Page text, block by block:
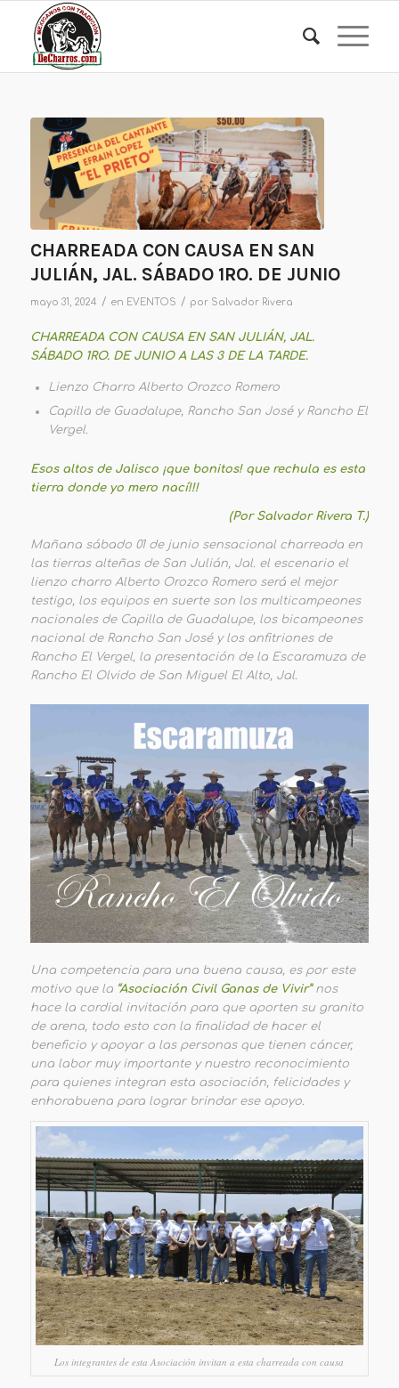
CHARREADA CON CAUSA EN SAN
JULIÁN, JAL. SÁBADO 1RO. DE JUNIO
mayo 31, 2024 / en EVENTOS / por Salvador Rivera
CHARREADA CON CAUSA EN SAN JULIÁN, JAL.
SÁBADO 1RO. DE JUNIO A LAS 3 DE LA TARDE.
Lienzo Charro Alberto Orozco Romero
Capilla de Guadalupe, Rancho San José y Rancho El
Vergel.
Esos altos de Jalisco ¡que bonitos! que rechula es esta
tierra donde yo mero nací!!!
(Por Salvador Rivera T.)
Mañana sábado 01 de junio sensacional charreada en
las tierras alteñas de San Julián, Jal. el escenario el
lienzo charro Alberto Orozco Romero será el mejor
testigo, los equipos en suerte son los multicampeones
nacionales de Capilla de Guadalupe, los bicampeones
nacional de Rancho San José y los anfitriones de
Rancho El Vergel, la presentación de la Escaramuza de
Rancho El Olvido de San Miguel El Alto, Jal.
Una competencia para una buena causa, es por este
motivo que la “Asociación Civil Ganas de Vivir”nos
hace la cordial invitación para que aporten su granito
de arena, todo esto con la finalidad de hacer el
beneficio y apoyar a las personas que tienen cáncer,
una labor muy importante y nuestro reconocimiento
para quienes integran esta asociación, felicidades y
enhorabuena para lograr brindar ese apoyo.
Los integrantes de esta Asociación invitan a esta charreada con causa